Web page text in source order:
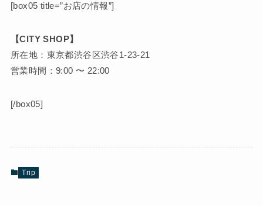
[box05 title=”お店の情報”]
【CITY SHOP】
所在地：東京都渋谷区渋谷1-23-21
営業時間：9:00 〜 22:00
[/box05]
Trip